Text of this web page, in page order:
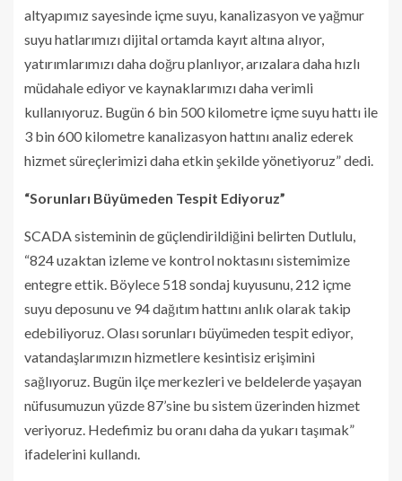
altyapımız sayesinde içme suyu, kanalizasyon ve yağmur
suyu hatlarımızı dijital ortamda kayıt altına alıyor,
yatırımlarımızı daha doğru planlıyor, arızalara daha hızlı
müdahale ediyor ve kaynaklarımızı daha verimli
kullanıyoruz. Bugün 6 bin 500 kilometre içme suyu hattı ile
3 bin 600 kilometre kanalizasyon hattını analiz ederek
hizmet süreçlerimizi daha etkin şekilde yönetiyoruz” dedi.
“Sorunları Büyümeden Tespit Ediyoruz”
SCADA sisteminin de güçlendirildiğini belirten Dutlulu,
“824 uzaktan izleme ve kontrol noktasını sistemimize
entegre ettik. Böylece 518 sondaj kuyusunu, 212 içme
suyu deposunu ve 94 dağıtım hattını anlık olarak takip
edebiliyoruz. Olası sorunları büyümeden tespit ediyor,
vatandaşlarımızın hizmetlere kesintisiz erişimini
sağlıyoruz. Bugün ilçe merkezleri ve beldelerde yaşayan
nüfusumuzun yüzde 87’sine bu sistem üzerinden hizmet
veriyoruz. Hedefimiz bu oranı daha da yukarı taşımak”
ifadelerini kullandı.